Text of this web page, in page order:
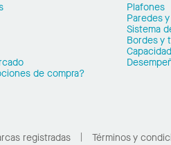
de compra?
Plafones
Paredes
Sistema
Bordes y
registradas Términos y